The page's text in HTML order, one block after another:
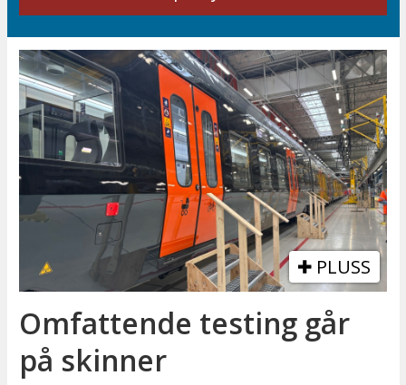
PLUSS
Omfattende testing går
på skinner